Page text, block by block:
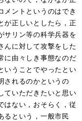
メントというのはでき
が正しいとしたら，正
サリン等の科学兵器を
んに対して攻撃をした
に由々しき事態なのだ
いうことでやったとい
されるのかというの
ていただきたいと思い
はない，おそらく，従
るという，一般市民